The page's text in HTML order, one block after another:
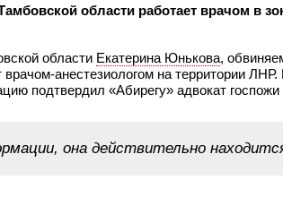
области работает врачом в
области Екатерина Юнькова,
анестезиологом на территории
подтвердил «Абирегу» адвокат госпожи
она действительно